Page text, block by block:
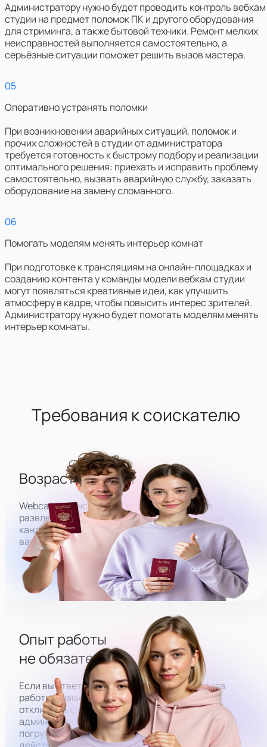
Администратору нужно будет проводить контроль вебкам
студии на предмет поломок ПК и другого оборудования
для стриминга, а также бытовой техники. Ремонт мелких
неисправностей выполняется самостоятельно, а
серьёзные ситуации поможет решить вызов мастера.
05
Оперативно устранять поломки
При возникновении аварийных ситуаций, поломок и
прочих сложностей в студии от администратора
требуется готовность к быстрому подбору и реализации
оптимального решения: приехать и исправить проблему
самостоятельно, вызвать аварийную службу, заказать
оборудование на замену сломанного.
06
Помогать моделям менять интерьер комнат
При подготовке к трансляциям на онлайн-площадках и
созданию контента у команды модели вебкам студии
могут появляться креативные идеи, как улучшить
атмосферу в кадре, чтобы повысить интерес зрителей.
Администратору нужно будет помогать моделям менять
интерьер комнаты.
Требования к соискателю
Возраст от 18 лет
Webcam-трансляции — это бизнес в сфере
развлечений для взрослых, поэтому мы ищем
кандидатов на работу строго 18+. Пол для этой
вакансии не имеет значения.
Опыт работы
не обязателен
Если вы ответственный человек, но без опыта
работы в нашей сфере, вы всё равно можете
откликнуться на вакансию. Чтобы у
администраторов со старта получалось плавно
погружаться в работу, мы закрепляем за ними